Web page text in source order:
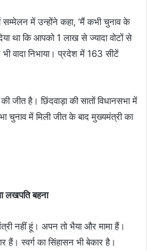
सम्मेलन में उन्होंने कहा, ‘मैं कभी चुनाव के
था कि आपको 1 लाख से ज्यादा वोटों से
वादा निभाया। प्रदेश में 163 सीटें
जीत है। छिंदवाड़ा की सातों विधानसभा में
चुनाव में मिली जीत के बाद मुख्यमंत्री का
लखपति बहना
नहीं हूं। अपन तो भैया और मामा हैं।
स्वर्ग का सिंहासन भी बेकार है।